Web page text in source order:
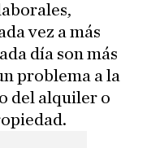
vez a más
día son más
problema a la
del alquiler o